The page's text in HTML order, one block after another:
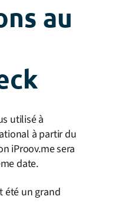
au
utilisé à
à partir du
iProov.me sera
date.
été un grand